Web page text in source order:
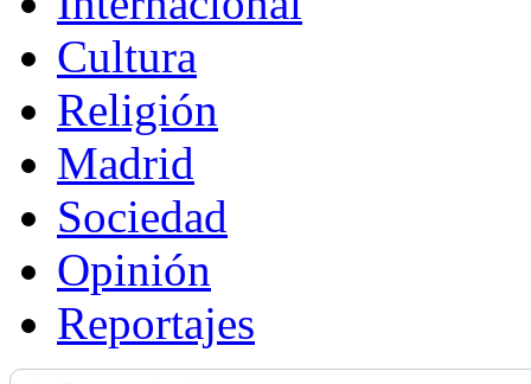
Cultura
Religión
Madrid
Sociedad
Opinión
Reportajes